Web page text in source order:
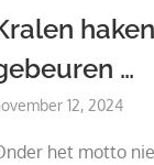
…
12, 2024
het motto